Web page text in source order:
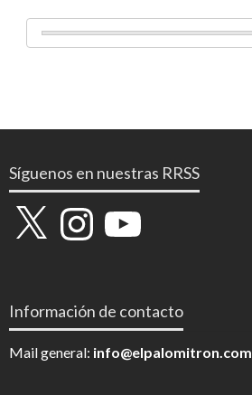
Síguenos en nuestras RRSS
X InstagramYouTube
Información de contacto
Mail general: info@elpalomitron.com